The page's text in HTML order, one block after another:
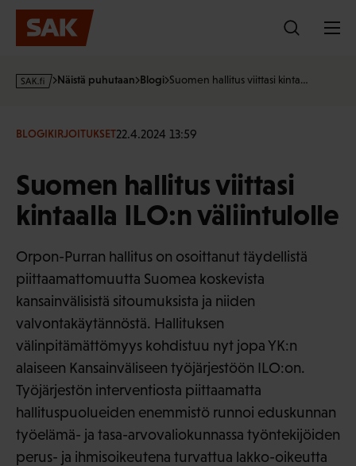
Hyppää
sisältöön
s
·
Näistä puhutaan Blogi Suomen hallitus viittasi kinta…
BLOGIKIRJOITUKSET22.4.2024 13:59
Suomen hallitus viittasi
kintaalla ILO:n väliintulolle
Orpon-Purran hallitus on osoittanut täydellistä
piittaamattomuutta Suomea koskevista
kansainvälisistä sitoumuksista ja niiden
valvontakäytännöstä. Hallituksen
välinpitämättömyys kohdistuu nyt jopa YK:n
alaiseen Kansainväliseen työjärjestöön ILO:on.
Työjärjestön interventiosta piittaamatta
hallituspuolueiden enemmistö runnoi eduskunnan
työelämä- ja tasa-arvovaliokunnassa työntekijöiden
perus- ja ihmisoikeutena turvattua lakko-oikeutta